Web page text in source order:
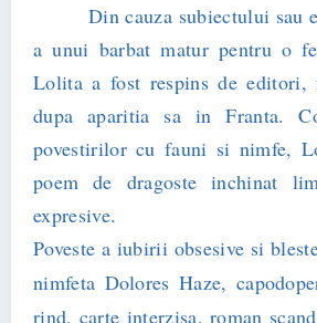
Din cauza subiectului sau
a unui barbat matur pentru o
Lolita a fost respins de
dupa aparitia sa in Franta.
povestirilor cu fauni si nimfe,
poem de dragoste inchinat
expresive.
Poveste a iubirii obsesive si
nimfeta Dolores Haze,
rind, carte interzisa, roman